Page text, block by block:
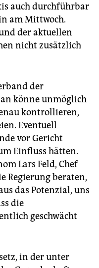
auch durchführbar
am Mittwoch.
der aktuellen
nicht zusätzlich
der
könne unmöglich
kontrollieren,
Eventuell
vor Gericht
Einfluss hätten.
Lars Feld, Chef
Regierung beraten,
das Potenzial, uns
die
geschwächt
in der unter